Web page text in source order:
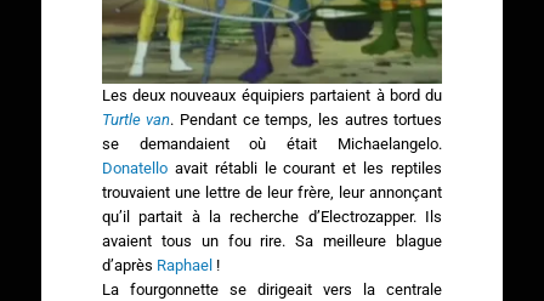
Les deux nouveaux équipiers partaient à bord du
Turtle van. Pendant ce temps, les autres tortues
se demandaient où était Michaelangelo.
Donatelloavait rétabli le courant et les reptiles
trouvaient une lettre de leur frère, leur annonçant
qu’il partait à la recherche d’Electrozapper. Ils
avaient tous un fou rire. Sa meilleure blague
d’après Raphael!
La fourgonnette se dirigeait vers la centrale